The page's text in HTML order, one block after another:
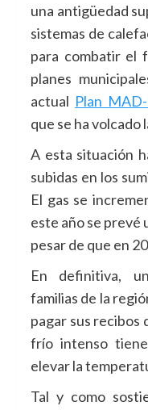
una antigüedad
sistemas de
para combatir el
planes
actual Plan
que se ha volcado
A esta situación
subidas en los
El gas se
este año se prevé
pesar de que en
En definitiva,
familias de la
pagar sus recibos
frío intenso
elevar la
Tal y como